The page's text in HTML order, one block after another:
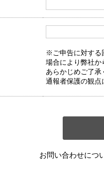
※ご申告に対する
場合により弊社か
あらかじめご了承
通報者保護の観点
お問い合わせにつ